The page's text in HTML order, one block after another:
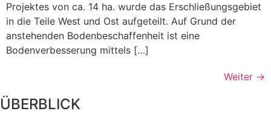
Projektes von ca. 14 ha. wurde das Erschließungsgebiet
in die Teile West und Ost aufgeteilt. Auf Grund der
anstehenden Bodenbeschaffenheit ist eine
Bodenverbesserung mittels […]
Weiter →
ÜBERBLICK